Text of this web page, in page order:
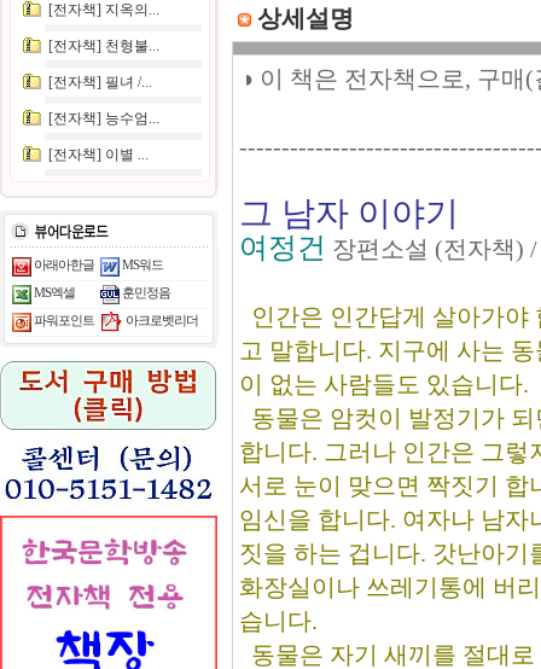
[전자책] 지옥의...
[전자책] 천형불...
[전자책] 필녀 /...
[전자책] 능수엄...
[전자책] 이별 ...
아래아한글 MS워드
MS엑셀 훈민정음
파워포인트 아크로벳리더
상세설명
◑ 이 책은 전자책으로, 구매
그 남자 이야기
여정건 장편소설 (전자책)
인간은 인간답게 살아가야
고 말합니다. 지구에 사는
이 없는 사람들도 있습니다.
동물은 암컷이 발정기가
합니다. 그러나 인간은 그렇
서로 눈이 맞으면 짝짓기 합
임신을 합니다. 여자나 남자
짓을 하는 겁니다. 갓난아기
화장실이나 쓰레기통에 버
습니다.
동물은 자기 새끼를 절대